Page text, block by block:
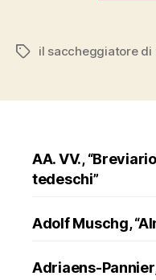
Tagsil saccheggiatore di
AA. VV.,
tedeschi”
Adolf Muschg,
Adriaens-